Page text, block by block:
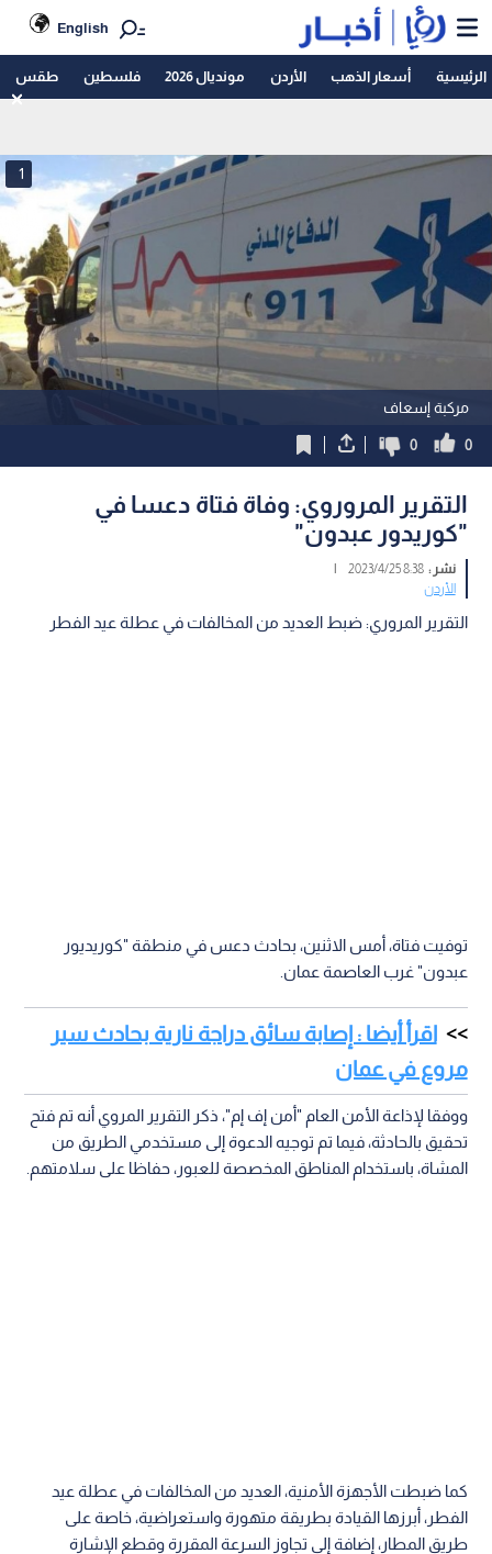
English
الرئيسية أسعار الذهب الأردن مونديال 2026 فلسطين طقس
مركبة إسعاف
1
0
0
التقرير المروروي: وفاة فتاة دعسا في
"كوريدور عبدون"
نشر :8:38 2023/4/25
|
الأردن
التقرير المروري: ضبط العديد من المخالفات في عطلة عيد الفطر
توفيت فتاة، أمس الاثنين، بحادث دعس في منطقة "كوريديور
عبدون" غرب العاصمة عمان.
اقرأ أيضا : إصابة سائق دراجة نارية بحادث سير
مروع في عمان
ووفقا لإذاعة الأمن العام "أمن إف إم"، ذكر التقرير المروي أنه تم فتح
تحقيق بالحادثة، فيما تم توجيه الدعوة إلى مستخدمي الطريق من
المشاة، باستخدام المناطق المخصصة للعبور، حفاظا على سلامتهم.
كما ضبطت الأجهزة الأمنية، العديد من المخالفات في عطلة عيد
الفطر، أبرزها القيادة بطريقة متهورة واستعراضية، خاصة على
طريق المطار، إضافة إلى تجاوز السرعة المقررة وقطع الإشارة